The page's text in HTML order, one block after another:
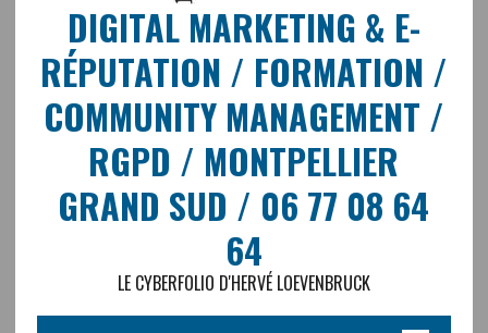
DIGITAL MARKETING & E-
RÉPUTATION / FORMATION /
COMMUNITY MANAGEMENT /
RGPD / MONTPELLIER
GRAND SUD / 06 77 08 64
64
LE CYBERFOLIO D'HERVÉ LOEVENBRUCK